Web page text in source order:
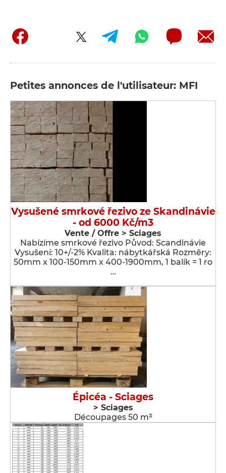
Petites annonces de l'utilisateur: MFI
Vysušené smrkové řezivo ze Skandinávie
- od 6000 Kč/m3
Vente / Offre > Sciages
Nabízíme smrkové řezivo Původ: Scandinávie
Vysušení: 10+/-2% Kvalita: nábytkářská Rozměry:
50mm x 100-150mm x 400-1900mm, 1 balík = 1 ro
…
Épicéa - Sciages
> Sciages
Découpages 50 m³